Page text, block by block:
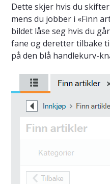
Dette skjer hvis du
mens du jobber i «Finn
bildet låse seg hvis du
fane og deretter tilbake
på den blå handlekurv-